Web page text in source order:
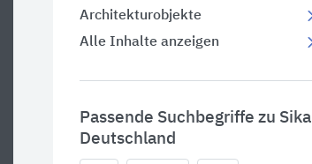
Architekturobjekte
Alle Inhalte anzeigen
Passende Suchbegriffe zu Sika
Deutschland